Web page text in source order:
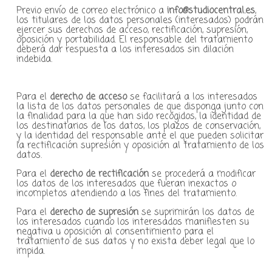
Previo envío de correo electrónico a info@studiocentral.es,
los titulares de los datos personales (interesados) podrán
ejercer sus derechos de acceso, rectificación, supresión,
oposición y portabilidad. El responsable del tratamiento
deberá dar respuesta a los interesados sin dilación
indebida.
Para el derecho de accesose facilitará a los interesados
la lista de los datos personales de que disponga junto con
la finalidad para la que han sido recogidos, la identidad de
los destinatarios de los datos, los plazos de conservación,
y la identidad del responsable ante el que pueden solicitar
la rectificación supresión y oposición al tratamiento de los
datos.
Para el derecho de rectificaciónse procederá a modificar
los datos de los interesados que fueran inexactos o
incompletos atendiendo a los fines del tratamiento.
Para el derecho de supresiónse suprimirán los datos de
los interesados cuando los interesados manifiesten su
negativa u oposición al consentimiento para el
tratamiento de sus datos y no exista deber legal que lo
impida.